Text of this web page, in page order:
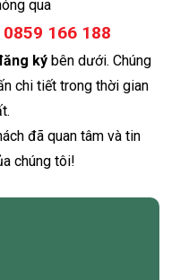
qua
0859 166 188
ký bên dưới. Chúng
chi tiết trong thời gian
đã quan tâm và tin
chúng tôi!